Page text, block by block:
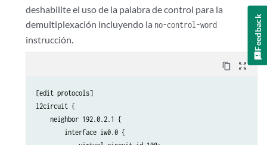
deshabilite el uso de la palabra de control para la
demultiplexación incluyendo la no-control-word
instrucción.
content_copy zoom_out_map
[edit protocols]
l2circuit {
    neighbor 192.0.2.1 {
        interface iw0.0 {
Feedback